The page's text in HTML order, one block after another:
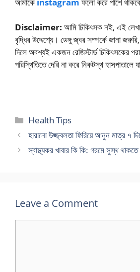
Disclaimer: আমি চিকিৎসক নই, এই
বৃদ্ধির উদ্দেশ্যে। ডেঙ্গু জ্বর সম্পর্কে জানা
দিলে অবশ্যই একজন রেজিস্টার্ড চিকিৎসকের
পরিস্থিতিতে দেরি না করে নিকটস্থ হাসপাতালে
Categories
Health Tips
হারানো উজ্জ্বলতা ফিরিয়ে আনুন মাত্র ৭
স্বাস্থ্যকর খাবার কি কি: গরমে সুস্থ থাকতে
Leave a Comment